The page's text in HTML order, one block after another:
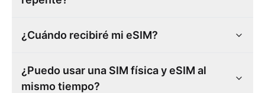
¿Cuándo recibiré mi eSIM?
¿Puedo usar una SIM física y eSIM al
mismo tiempo?